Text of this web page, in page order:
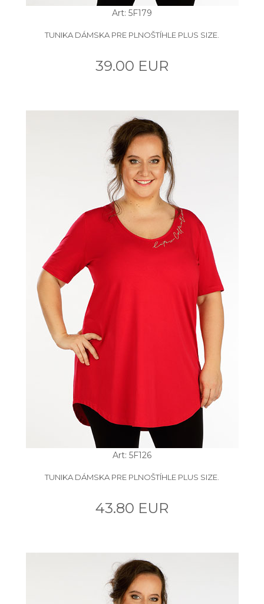
Art: 5F179
TUNIKA DÁMSKA PRE PLNOŠTÍHLE PLUS SIZE.
39.00 EUR
Art: 5F126
TUNIKA DÁMSKA PRE PLNOŠTÍHLE PLUS SIZE.
43.80 EUR